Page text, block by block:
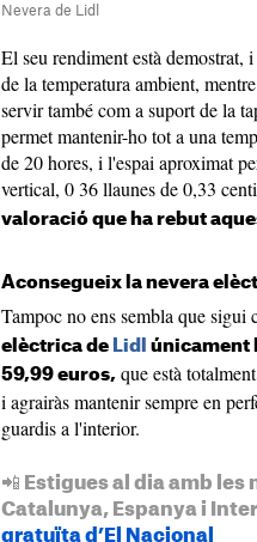
Nevera de Lidl
El seu rendiment està demostrat,
de la temperatura ambient,
servir també com a suport de la
permet mantenir-ho tot a una
de 20 hores, i l'espai aproximat
vertical, 0 36 llaunes de 0,33
valoració que ha rebut
Aconsegueix la nevera
Tampoc no ens sembla que sigui
elèctrica de Lidl
únicament
59,99 euros, que està
i agrairàs mantenir sempre en
guardis a l'interior.
📲 Estigues al dia amb
Catalunya, Espanya i
gratuïta d’El Nacional